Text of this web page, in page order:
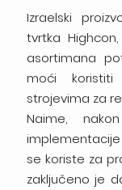
Izraelski
tvrtka
asortimana
moći
strojevima za
Naime,
implementacije
se koriste za
zaključeno je